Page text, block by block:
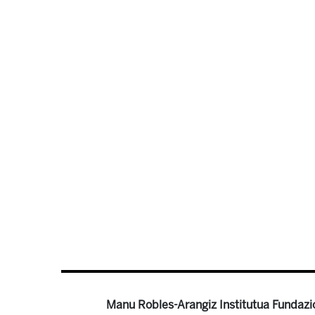
Manu Robles-Arangiz Institutua